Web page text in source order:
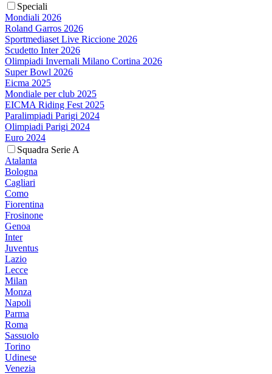
Speciali
Mondiali 2026
Roland Garros 2026
Sportmediaset Live Riccione 2026
Scudetto Inter 2026
Olimpiadi Invernali Milano Cortina 2026
Super Bowl 2026
Eicma 2025
Mondiale per club 2025
EICMA Riding Fest 2025
Paralimpiadi Parigi 2024
Olimpiadi Parigi 2024
Euro 2024
Squadra Serie A
Atalanta
Bologna
Cagliari
Como
Fiorentina
Frosinone
Genoa
Inter
Juventus
Lazio
Lecce
Milan
Monza
Napoli
Parma
Roma
Sassuolo
Torino
Udinese
Venezia